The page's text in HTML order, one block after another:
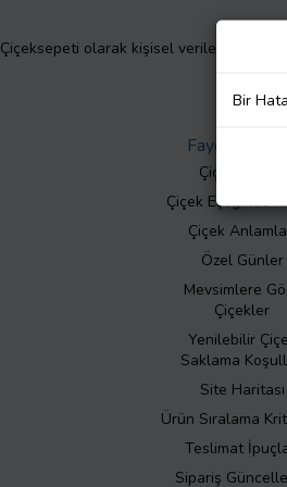
Çiçeksepeti olarak kişisel verilerinizin
Faydalı Bilgiler
Çiçek Bakımı
Çiçek Eşliğinde
Çiçek
Özel Günler
Mevsimlere
Çiçekler
Yenilebilir
Saklama
Site Haritası
Ürün Sıralama
Teslimat
Sipariş
Bir